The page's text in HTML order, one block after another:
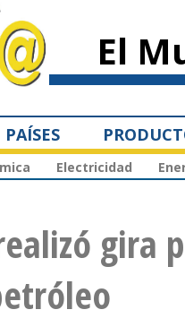
El
PAÍSES
Electricidad
gira